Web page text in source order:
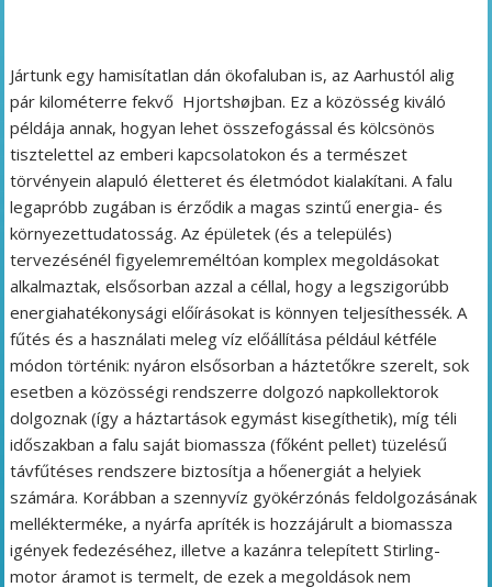
Jártunk egy hamisítatlan dán ökofaluban is, az Aarhustól alig
pár kilométerre fekvő Hjortshøjban. Ez a közösség kiváló
példája annak, hogyan lehet összefogással és kölcsönös
tisztelettel az emberi kapcsolatokon és a természet
törvényein alapuló életteret és életmódot kialakítani. A falu
legapróbb zugában is érződik a magas szintű energia- és
környezettudatosság. Az épületek (és a település)
tervezésénél figyelemreméltóan komplex megoldásokat
alkalmaztak, elsősorban azzal a céllal, hogy a legszigorúbb
energiahatékonysági előírásokat is könnyen teljesíthessék. A
fűtés és a használati meleg víz előállítása például kétféle
módon történik: nyáron elsősorban a háztetőkre szerelt, sok
esetben a közösségi rendszerre dolgozó napkollektorok
dolgoznak (így a háztartások egymást kisegíthetik), míg téli
időszakban a falu saját biomassza (főként pellet) tüzelésű
távfűtéses rendszere biztosítja a hőenergiát a helyiek
számára. Korábban a szennyvíz gyökérzónás feldolgozásának
mellékterméke, a nyárfa apríték is hozzájárult a biomassza
igények fedezéséhez, illetve a kazánra telepített Stirling-
motor áramot is termelt, de ezek a megoldások nem